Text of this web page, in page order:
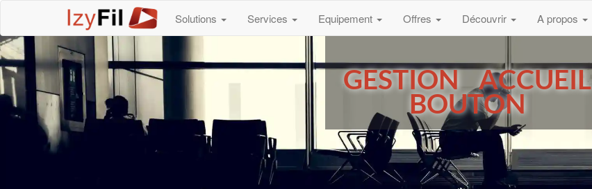
Solutions Services Equipement Offres Découvrir A propos
GESTION ACCUEIL
BOUTON